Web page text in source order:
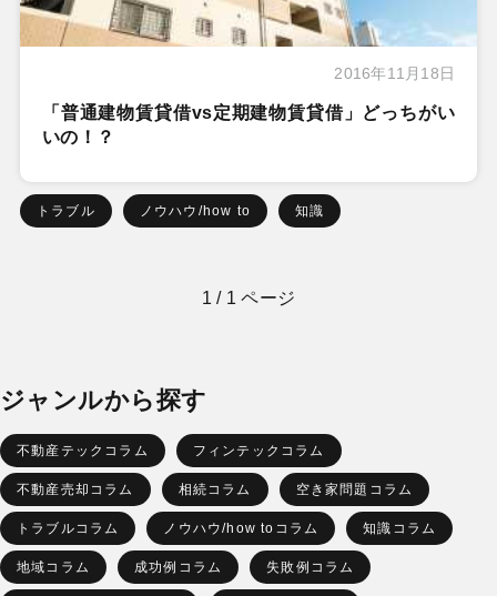
2016年11月18日
「普通建物賃貸借vs定期建物賃貸借」どっちがい
いの！？
トラブル ノウハウ/how to 知識
1 / 1 ページ
ジャンルから探す
不動産テックコラム フィンテックコラム
不動産売却コラム 相続コラム 空き家問題コラム
トラブルコラム ノウハウ/how toコラム 知識コラム
地域コラム 成功例コラム 失敗例コラム